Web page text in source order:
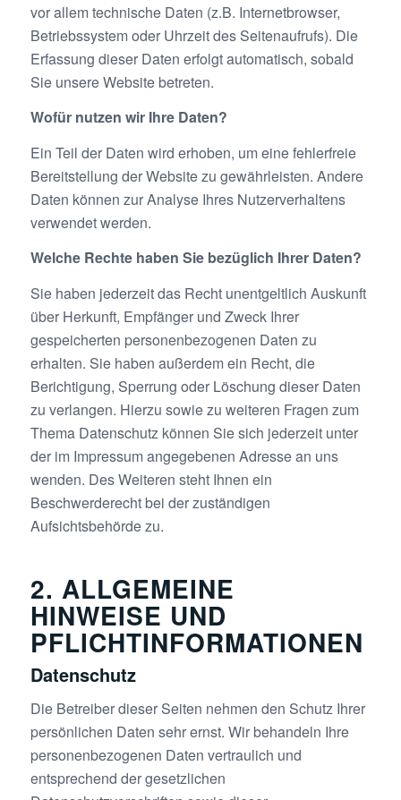
vor allem technische Daten (z.B. Internetbrowser,
Betriebssystem oder Uhrzeit des Seitenaufrufs). Die
Erfassung dieser Daten erfolgt automatisch, sobald
Sie unsere Website betreten.
Wofür nutzen wir Ihre Daten?
Ein Teil der Daten wird erhoben, um eine fehlerfreie
Bereitstellung der Website zu gewährleisten. Andere
Daten können zur Analyse Ihres Nutzerverhaltens
verwendet werden.
Welche Rechte haben Sie bezüglich Ihrer Daten?
Sie haben jederzeit das Recht unentgeltlich Auskunft
über Herkunft, Empfänger und Zweck Ihrer
gespeicherten personenbezogenen Daten zu
erhalten. Sie haben außerdem ein Recht, die
Berichtigung, Sperrung oder Löschung dieser Daten
zu verlangen. Hierzu sowie zu weiteren Fragen zum
Thema Datenschutz können Sie sich jederzeit unter
der im Impressum angegebenen Adresse an uns
wenden. Des Weiteren steht Ihnen ein
Beschwerderecht bei der zuständigen
Aufsichtsbehörde zu.
2. ALLGEMEINE
HINWEISE UND
PFLICHTINFORMATIONEN
Datenschutz
Die Betreiber dieser Seiten nehmen den Schutz Ihrer
persönlichen Daten sehr ernst. Wir behandeln Ihre
personenbezogenen Daten vertraulich und
entsprechend der gesetzlichen